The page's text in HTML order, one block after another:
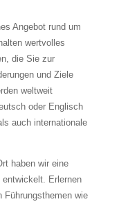
Angebot rund um
wertvolles
die Sie zur
und Ziele
weltweit
oder Englisch
auch internationale
haben wir eine
Erlernen
Führungsthemen wie